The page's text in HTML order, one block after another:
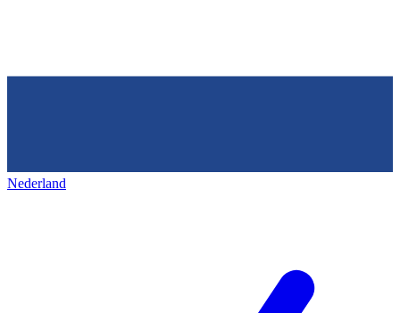
Nederland